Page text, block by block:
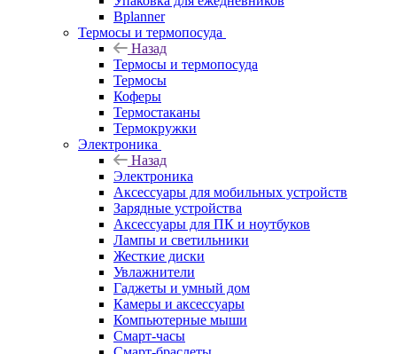
Bplanner
Термосы и термопосуда
Назад
Термосы и термопосуда
Термосы
Коферы
Термостаканы
Термокружки
Электроника
Назад
Электроника
Аксессуары для мобильных устройств
Зарядные устройства
Аксессуары для ПК и ноутбуков
Лампы и светильники
Жесткие диски
Увлажнители
Гаджеты и умный дом
Камеры и аксессуары
Компьютерные мыши
Смарт-часы